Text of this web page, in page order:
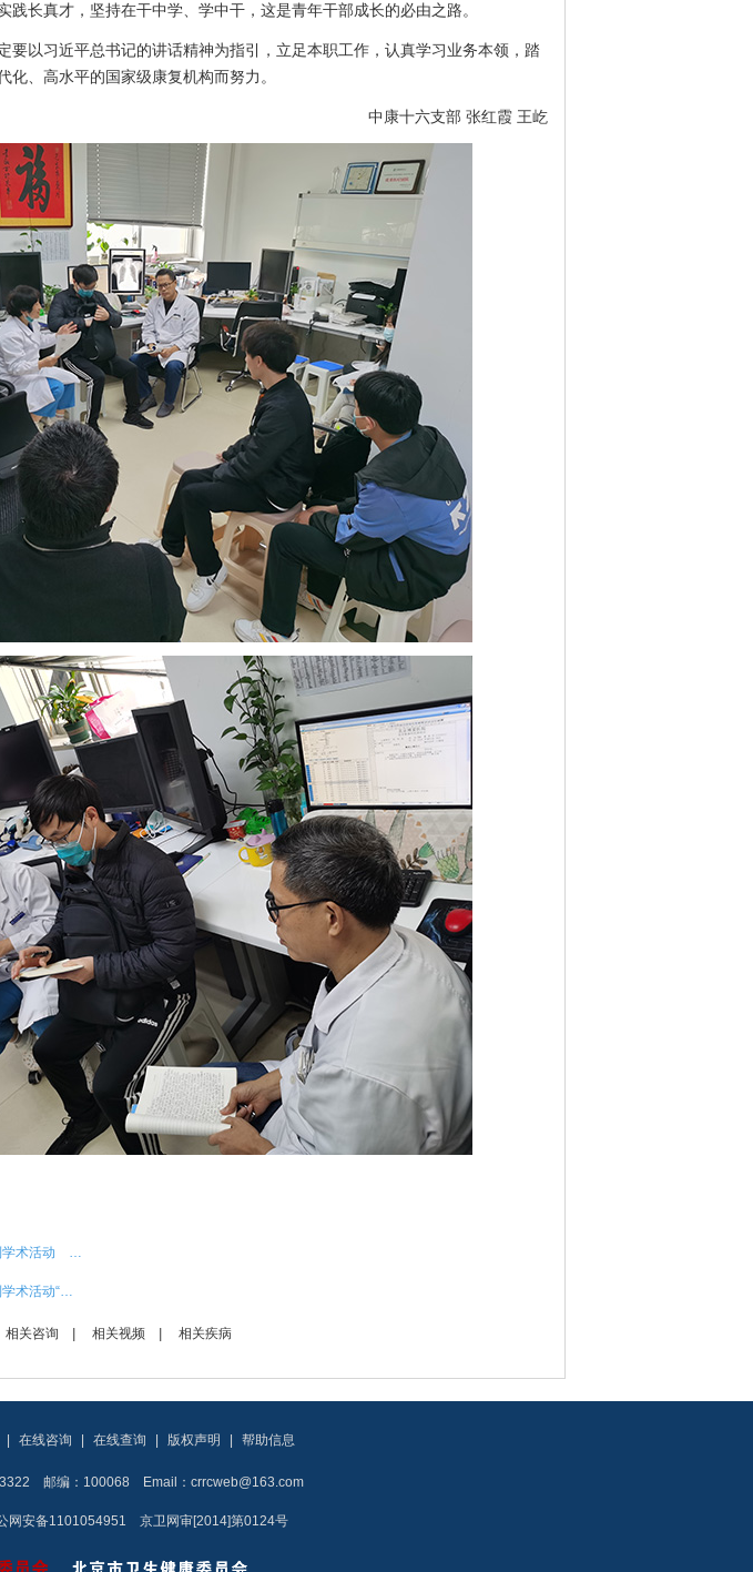
践长真才，坚持在干中学、学中干，这是青年干部成长的必由之路。
以习近平总书记的讲话精神为指引，立足本职工作，认真学习业务本领，踏
、高水平的国家级康复机构而努力。
中康十六支部 张红霞 王屹
学术活动 …
术活动“…
相关咨询 相关视频 相关疾病
在线咨询 在线查询 版权声明 帮助信息
邮编：100068 Email：crrcweb@163.com
网安备1101054951 京卫网审[2014]第0124号